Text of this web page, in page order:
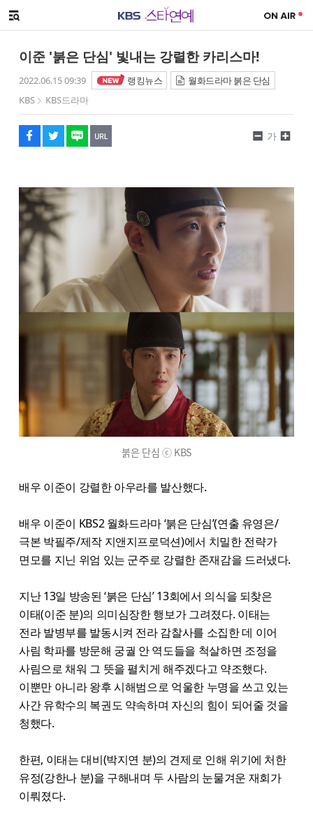
메뉴 열기
이준 '붉은 단심' 빛내는 강렬한 카리스마!
2022.06.15 09:39 랭킹뉴스
월화드라마 붉은 단심
KBS
KBS드라마
페이스북
트위터
네이버
URL복사
글씨 작게보기
가
글씨 크게보기
붉은 단심 ⓒ KBS
배우 이준이 강렬한 아우라를 발산했다.
배우 이준이 KBS2 월화드라마 ‘붉은 단심’(연출 유영은/
극본 박필주/제작 지앤지프로덕션)에서 치밀한 전략가
면모를 지닌 위엄 있는 군주로 강렬한 존재감을 드러냈다.
지난 13일 방송된 ‘붉은 단심’ 13회에서 의식을 되찾은
이태(이준 분)의 의미심장한 행보가 그려졌다. 이태는
전라 발병부를 발동시켜 전라 감찰사를 소집한 데 이어
사림 학파를 방문해 궁궐 안 역도들을 척살하면 조정을
사림으로 채워 그 뜻을 펼치게 해주겠다고 약조했다.
이뿐만 아니라 왕후 시해범으로 억울한 누명을 쓰고 있는
사간 유학수의 복권도 약속하며 자신의 힘이 되어줄 것을
청했다.
한편, 이태는 대비(박지연 분)의 견제로 인해 위기에 처한
유정(강한나 분)을 구해내며 두 사람의 눈물겨운 재회가
이뤄졌다.